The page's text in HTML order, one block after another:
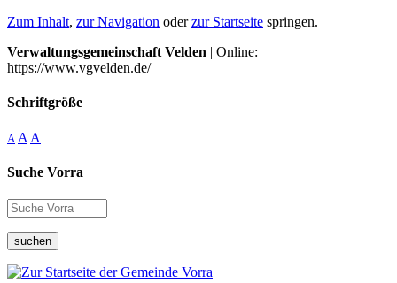
Zum Inhalt, zur Navigation oderzur Startseite springen.
Verwaltungsgemeinschaft Velden | Online:
https://www.vgvelden.de/
Schriftgröße
A A A
Suche Vorra
suchen